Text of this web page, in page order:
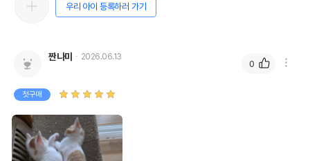
우리 아이 등록하러 가기
짠나미 2026.06.13
첫구매
0